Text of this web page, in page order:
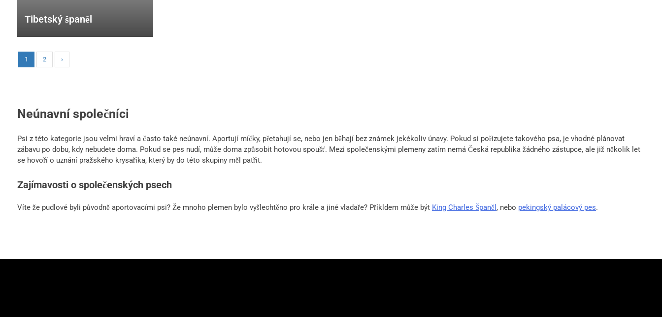
Tibetský španěl
1 2 ›
Neúnavní společníci
Psi z této kategorie jsou velmi hraví a často také neúnavní. Aportují míčky, přetahují se, nebo jen běhají bez známek jekékoliv únavy. Pokud si pořizujete takového psa, je vhodné plánovat
zábavu po dobu, kdy nebudete doma. Pokud se pes nudí, může doma způsobit hotovou spoušť. Mezi společenskými plemeny zatím nemá Česká republika žádného zástupce, ale již několik let
se hovoří o uznání pražského krysaříka, který by do této skupiny měl patřit.
Zajímavosti o společenských psech
Víte že pudlové byli původně aportovacími psi? Že mnoho plemen bylo vyšlechtěno pro krále a jiné vladaře? Příkldem může být King Charles Španěl , nebo pekingský palácový pes.